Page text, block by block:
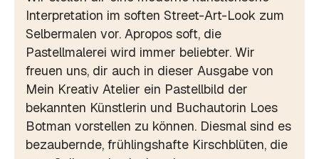
Interpretation im soften Street-Art-Look zum
Selbermalen vor. Apropos soft, die
Pastellmalerei wird immer beliebter. Wir
freuen uns, dir auch in dieser Ausgabe von
Mein Kreativ Atelier ein Pastellbild der
bekannten Künstlerin und Buchautorin Loes
Botman vorstellen zu können. Diesmal sind es
bezaubernde, frühlingshafte Kirschblüten, die